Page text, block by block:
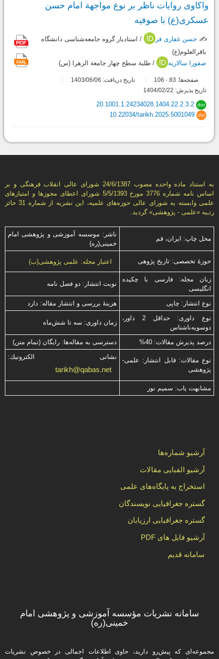
واکاوی روایات ناظر بر نوع مواجهة امام حسن
عسکری(ع) با صوفیه
✍️ حسن غفاری فر
/ استادیار گروه جامعه‌شناسی دانشگاه
باقرالعلوم(ع)
صفورا سالاریه
/ طلبة سطح چهار جامعة الزهرا (س)
صفحه‌ها: 83
-
تاریخ دریافت: 1403/06/06
تاریخ پذیرش: 1404/02/22
dor
20.1001.1.24234028.1404.22.2.3.2
doi
10.22034/tarikh.2025.5001049
به استناد ماده واحده مصوب 24/6/1387 شورای عالی انقلاب فرهنگی و بر
اساس نامه شماره 3776 مورخ 5/5/1393 شورای اعطای مجوزها و امتيازهای
علمی وابسته به شورای عالی حوزه‌های علميه، اين نشريه از شماره 31 حائز
رتـبه «علمی - پژوهشی» گرديد.
محل چاپ: ایران، قم
ناشر: موسسه آموزشی و پژوهشی امام
خمینی(ره)
حوزۀ تخصصی: تاریخ پژوهی اعتبار مجله: علمی پژوهشی(ب)
زبان مجله: فارسی با چكیده
انگلیسی
نوبت انتشار: دو فصل نامه
نوع انتشار: چاپی
هزینۀ بررسی و انتشار مقاله: دارد
نوع داوری: حداقل 2 داور،
دوسویه‌ناشناس
زمان داوری: سه تا شش‌ماه
درصد پذیرش مقالات: 40% دسترسی به مقاله‌ها: رایگان (تمام متن)
نوع مقالات: قابل انتشار: علمی-
پژوهشی
نشانی الكترونیك:
tarikh@qabas.net
مشابهت ياب: سميم نور
آرشیو شماره‌ها
آرشیو الفبایی مقالات
استخراج به پایگاه‌های علمی
گستره جغرافیایی نویسندگان
گستره جغرافیایی ارزیابان
آرشیو فایل های PDF
سامانه قدیم
سامانه نشریات مؤسسه آموزشی و پژوهشی امام
خمینی(ره)
مجموعه‌ای که پیش‌رو دارید،‌ حاوی اطلاعات اجمالی در خصوص نشریات